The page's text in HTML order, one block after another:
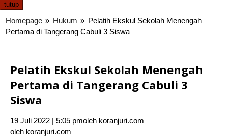
tutup
Homepage » Hukum » Pelatih Ekskul Sekolah Menengah
Pertama di Tangerang Cabuli 3 Siswa
Pelatih Ekskul Sekolah Menengah
Pertama di Tangerang Cabuli 3
Siswa
19 Juli 2022 | 5:05 pmoleh koranjuri.com
oleh koranjuri.com